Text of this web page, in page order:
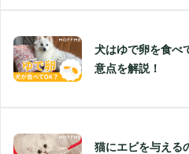
犬はゆで卵を食べ
意点を解説！
猫にエビを与える